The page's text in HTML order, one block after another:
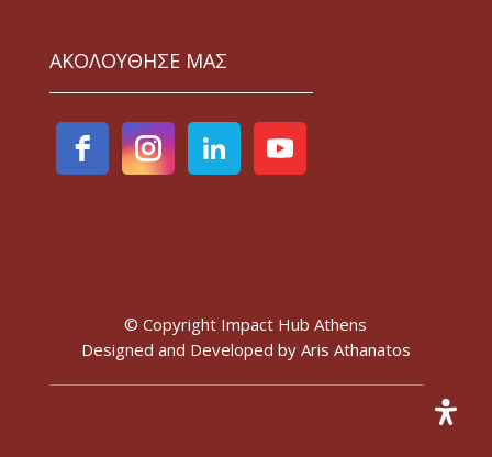
ΑΚΟΛΟΥΘΗΣΕ ΜΑΣ
© Copyright Impact Hub Athens
Designed and Developed by Aris Athanatos